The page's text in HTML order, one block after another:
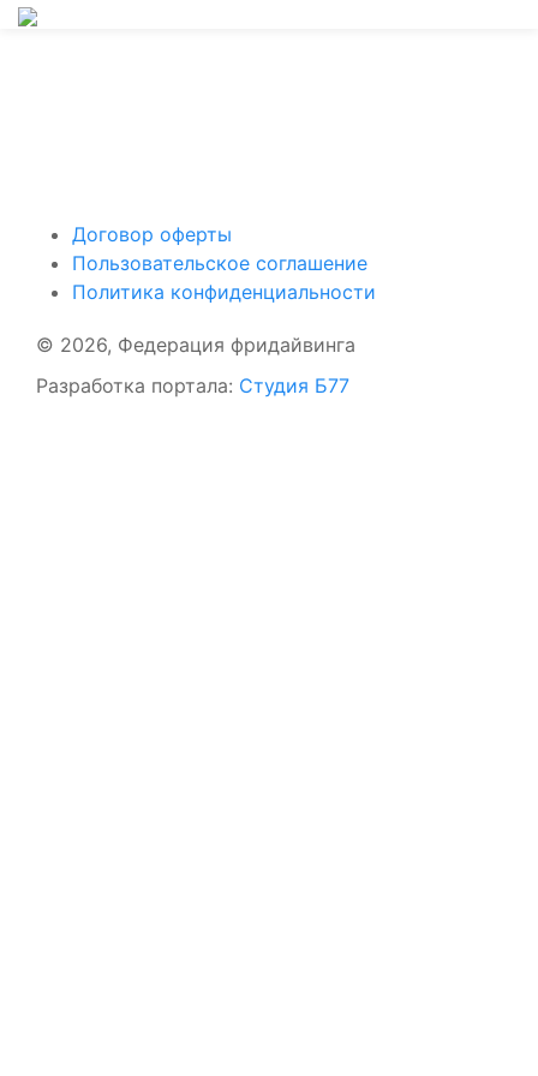
Договор оферты
Пользовательское соглашение
Политика конфиденциальности
© 2026, Федерация фридайвинга
Разработка портала: Студия Б77